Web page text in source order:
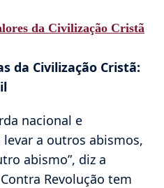
da Civilização Cristã
da Civilização Cristã:
nacional e
a outros abismos,
abismo”, diz a
Revolução tem